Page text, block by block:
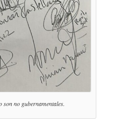
no gubernamentales.